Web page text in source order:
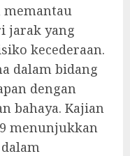
memantau
jarak yang
kecederaan.
dalam bidang
dengan
bahaya. Kajian
menunjukkan